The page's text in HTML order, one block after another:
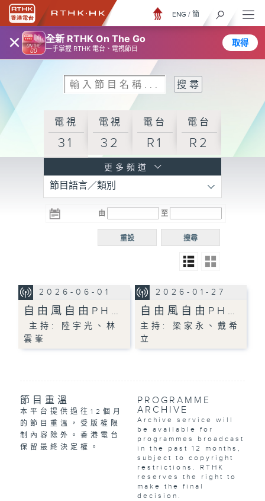
× 全新 RTHK On The Go
一手掌握 RTHK 電台、電視節目
取得
ENG / 簡
電視
31
電視
32
電台
R1
電台
R2
R3
電台 電台
R5
電台
普通
更多頻道
節目語言／類別
由 至
搜尋
重設
2026-06-01
自由風自由PH…
主持: 陸宇光、林
雲峯
2026-01-27
自由風自由PH…
主持: 梁家永、戴希
立
節目重溫
本平台提供過往12個月
的節目重溫，受版權限
制內容除外。香港電台
保留最終決定權。
PROGRAMME
ARCHIVE
Archive service will
be available for
programmes broadcast
in the past 12 months,
subject to copyright
restrictions. RTHK
reserves the right to
make the final
decision.